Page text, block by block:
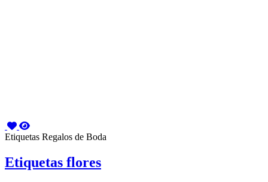
Etiquetas Regalos de Boda
Etiquetas flores